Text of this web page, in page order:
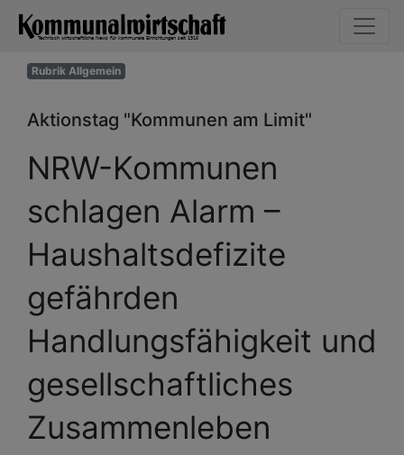
Rubrik Allgemein
Aktionstag "Kommunen am Limit"
NRW-Kommunen
schlagen Alarm –
Haushaltsdefizite
gefährden
Handlungsfähigkeit und
gesellschaftliches
Zusammenleben